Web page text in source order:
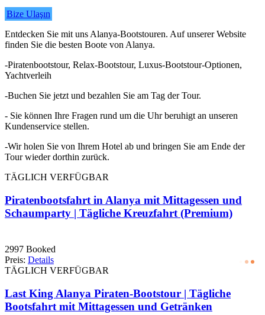
Bize Ulaşın
Entdecken Sie mit uns Alanya-Bootstouren. Auf unserer Website
finden Sie die besten Boote von Alanya.
-Piratenbootstour, Relax-Bootstour, Luxus-Bootstour-Optionen,
Yachtverleih
-Buchen Sie jetzt und bezahlen Sie am Tag der Tour.
- Sie können Ihre Fragen rund um die Uhr beruhigt an unseren
Kundenservice stellen.
-Wir holen Sie von Ihrem Hotel ab und bringen Sie am Ende der
Tour wieder dorthin zurück.
TÄGLICH VERFÜGBAR
Piratenbootsfahrt in Alanya mit Mittagessen und
Schaumparty | Tägliche Kreuzfahrt (Premium)
2997 Booked
Preis: Details
TÄGLICH VERFÜGBAR
Last King Alanya Piraten-Bootstour | Tägliche
Bootsfahrt mit Mittagessen und Getränken